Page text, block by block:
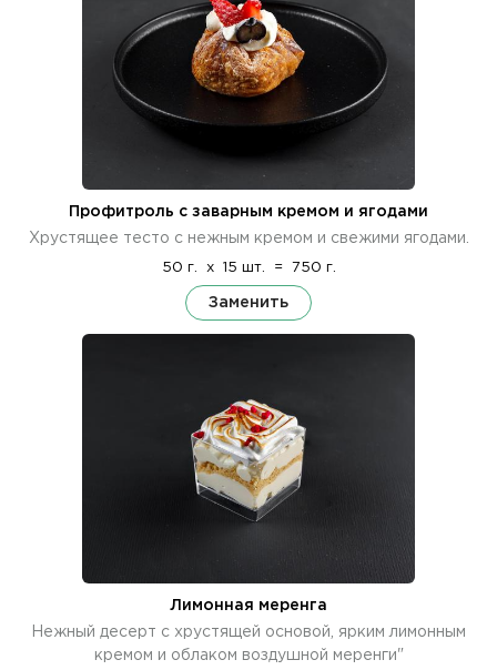
Профитроль с заварным кремом и ягодами
Хрустящее тесто с нежным кремом и свежими ягодами.
50 г. x 15 шт. = 750 г.
Заменить
Лимонная меренга
Нежный десерт с хрустящей основой, ярким лимонным
кремом и облаком воздушной меренги"